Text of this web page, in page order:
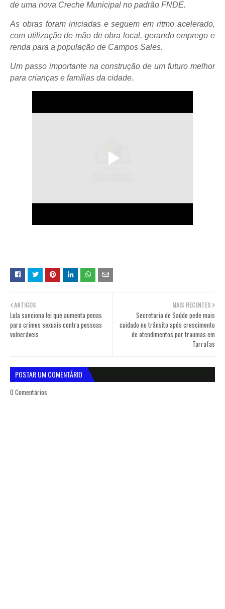
de uma nova Creche Municipal no padrão FNDE.
As obras foram iniciadas e seguem em ritmo acelerado,
com utilização de mão de obra local, gerando emprego e
renda para a população de Campos Sales.
Um passo importante na construção de um futuro melhor
para crianças e famílias da cidade.
MAIS RECENTES
Secretaria de Saúde pede mais
cuidado no trânsito após crescimento
de atendimentos por traumas em
Tarrafas
ANTIGOS
Lula sanciona lei que aumenta penas
para crimes sexuais contra pessoas
vulneráveis
POSTAR UM COMENTÁRIO
0 Comentários